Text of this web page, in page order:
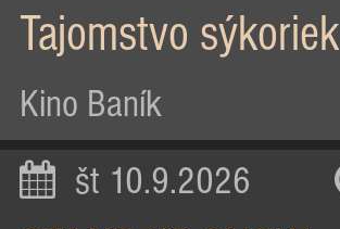
Tajomstvo sýkoriek
Kino Baník
št 10.9.2026